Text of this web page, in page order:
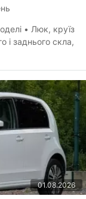
• Люк, круїз
і заднього скла,
01.08.2026